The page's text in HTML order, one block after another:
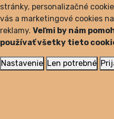
stránky, personalizačné
vás a marketingové cookies
reklamy. Veľmi by nám
používať všetky tieto
Nastavenie Len potrebné